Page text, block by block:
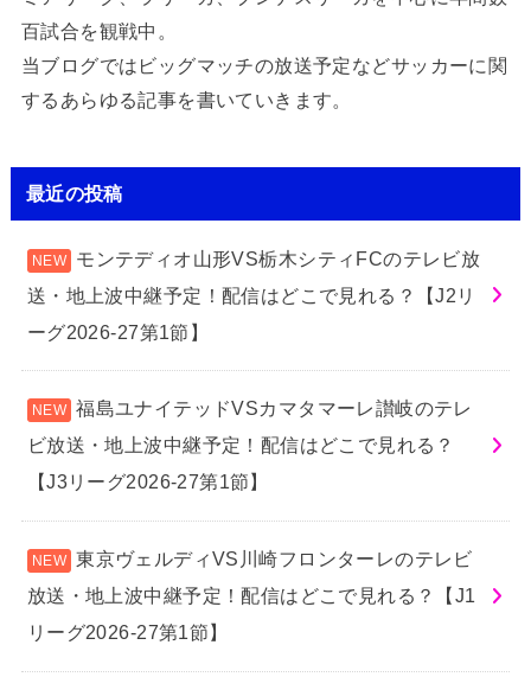
百試合を観戦中。
当ブログではビッグマッチの放送予定などサッカーに関
するあらゆる記事を書いていきます。
最近の投稿
モンテディオ山形VS栃木シティFCのテレビ放
送・地上波中継予定！配信はどこで見れる？【J2リ
ーグ2026-27第1節】
福島ユナイテッドVSカマタマーレ讃岐のテレ
ビ放送・地上波中継予定！配信はどこで見れる？
【J3リーグ2026-27第1節】
東京ヴェルディVS川崎フロンターレのテレビ
放送・地上波中継予定！配信はどこで見れる？【J1
リーグ2026-27第1節】